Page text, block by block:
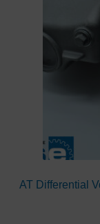
AT Differential